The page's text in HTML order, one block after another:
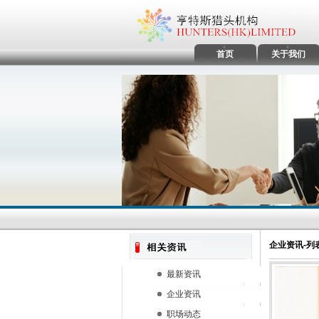
首页 关于我们
最新资讯
企业资讯
职场动态
企业资讯-列